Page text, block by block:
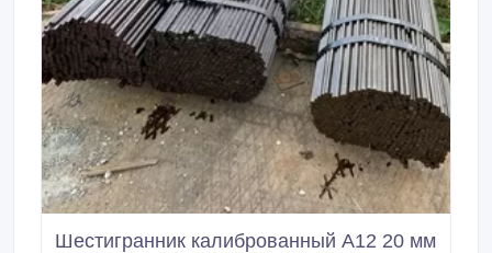
Шестигранник калиброванный А12 20 мм